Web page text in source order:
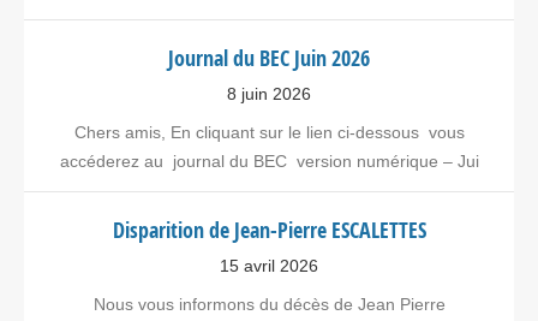
Journal du BEC Juin 2026
8 juin 2026
Chers amis, En cliquant sur le lien ci-dessous vous
accéderez au journal du BEC version numérique – Jui
Disparition de Jean-Pierre ESCALETTES
15 avril 2026
Nous vous informons du décès de Jean Pierre